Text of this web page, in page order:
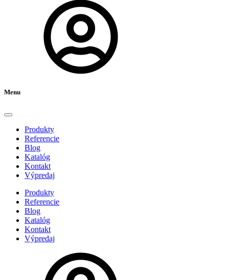
Menu
Produkty
Referencie
Blog
Katalóg
Kontakt
Výpredaj
Produkty
Referencie
Blog
Katalóg
Kontakt
Výpredaj